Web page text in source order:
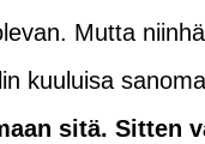
Mutta
kuuluisa
sitä. Sitten